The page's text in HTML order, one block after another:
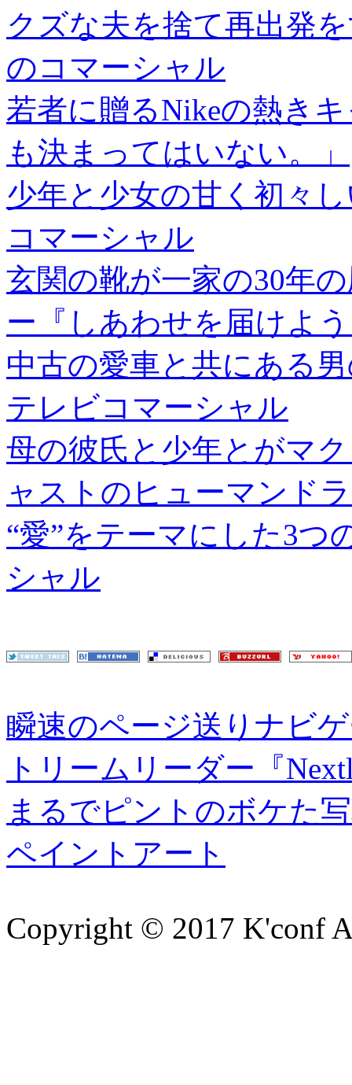
クズな夫を捨て再出発
のコマーシャル
若者に贈るNikeの熱き
も決まってはいない。」
少年と少女の甘く初々
コマーシャル
玄関の靴が一家の30年
ー『しあわせを届けよ
中古の愛車と共にある
テレビコマーシャル
母の彼氏と少年とがマ
ャストのヒューマンド
“愛”をテーマにした3つ
シャル
瞬速のページ送りナビ
トリームリーダー『
まるでピントのボケた
ペイントアート
Copyright © 2017 K'conf